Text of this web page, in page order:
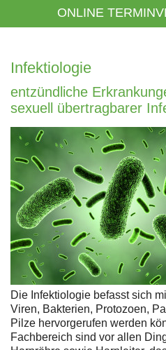
ONLINE
Infektiologie
entzündliche
sexuell übertragbarer
Die Infektiologie befasst sich
Viren, Bakterien, Protozoen,
Pilze hervorgerufen werden
Fachbereich sind vor allen